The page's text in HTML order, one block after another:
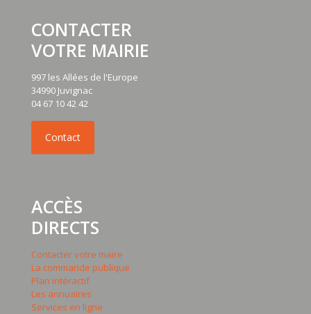
CONTACTER
VOTRE MAIRIE
997 les Allées de l'Europe
34990 Juvignac
04 67 10 42 42
ACCÈS
DIRECTS
Contacter votre maire
La commande publique
Plan intéractif
Les annuaires
Services en ligne